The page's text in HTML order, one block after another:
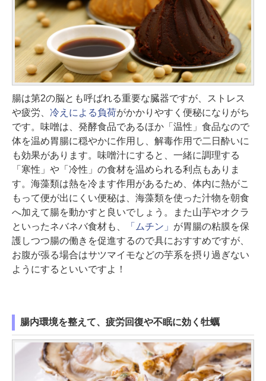
腸は第2の脳とも呼ばれる重要な臓器ですが、ストレス
や疲労、 冷えによる負荷がかかりやすく便秘になりがち
です。味噌は、発酵食品であるほか「温性」食品なので
体を温め胃腸に穏やかに作用し、解毒作用で二日酔いに
も効果があります。味噌汁にすると、一緒に調理する
「寒性」や「冷性」の食材を温められる利点もありま
す。海藻類は熱を冷ます作用があるため、体内に熱がこ
もって便が出にくい便秘は、海藻類を使った汁物を朝食
へ加えて腸を動かすと良いでしょう。また山芋やオクラ
といったネバネバ食材も、
「ムチン」 が胃腸の粘膜を保
護しつつ腸の働きを促進するので具におすすめですが、
お腹が張る場合はサツマイモなどの芋系を摂り過ぎない
ようにするといいですよ！
腸内環境を整えて、疲労回復や不眠に効く牡蠣